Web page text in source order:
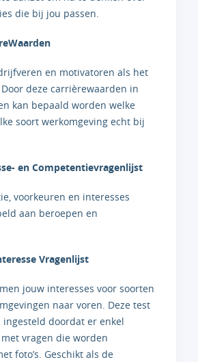
die bij jou passen.
en motivatoren als het
deze carrièrewaarden in
kan bepaald worden welke
soort werkomgeving echt bij
en Competentievragenlijst
voorkeuren en interesses
aan beroepen en
Vragenlijst
jouw interesses voor soorten
naar voren. Deze test
ingesteld doordat er enkel
vragen die worden
foto’s. Geschikt als de